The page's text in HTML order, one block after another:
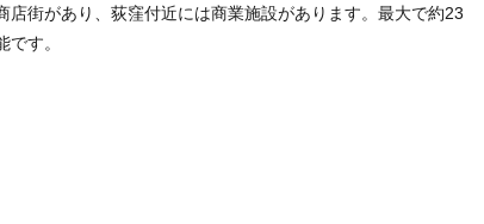
店街があり、荻窪付近には商業施設があります。最大で約23
す。